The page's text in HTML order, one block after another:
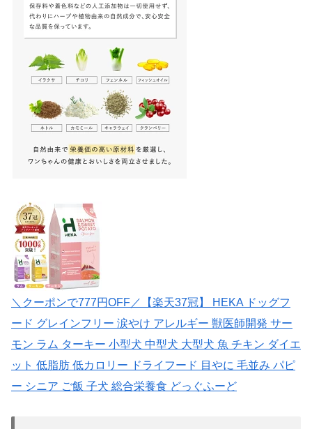
＼クーポンで777円OFF／【楽天37冠】 HEKA ドッグフ
ード グレインフリー 涙やけ アレルギー 獣医師開発 サー
モン ラム ターキー 小型犬 中型犬 大型犬 魚 チキン ダイエ
ット 低脂肪 低カロリー ドライフード 目やに 毛並み パピ
ー シニア ご飯 子犬 総合栄養食 どっぐふーど